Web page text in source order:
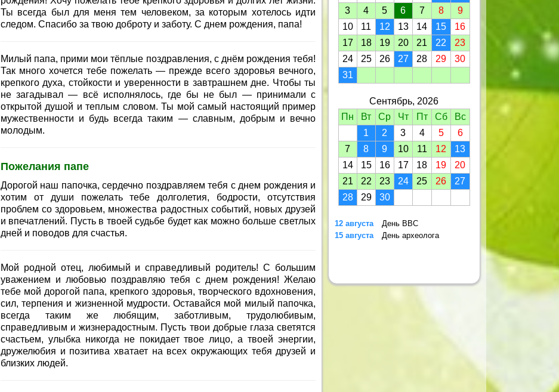
Ты всегда был для меня тем человеком, за которым хотелось идти
следом. Спасибо за твою доброту и заботу. С днем рождения, папа!
Милый папа, прими мои тёплые поздравления, с днём рождения тебя!
Так много хочется тебе пожелать — прежде всего здоровья вечного,
крепкого духа, стойкости и уверенности в завтрашнем дне. Чтобы ты
не загадывал — всё исполнялось, где бы не был — принимали с
открытой душой и теплым словом. Ты мой самый настоящий пример
мужественности и будь всегда таким — славным, добрым и вечно
молодым.
Пожелания папе
Дорогой наш папочка, сердечно поздравляем тебя с днем рождения и
хотим от души пожелать тебе долголетия, бодрости, отсутствия
проблем со здоровьем, множества радостных событий, новых друзей
и впечатлений. Пусть в твоей судьбе будет как можно больше светлых
дней и поводов для счастья.
Мой родной отец, любимый и справедливый родитель! С большим
уважением и любовью поздравляю тебя с днем рождения! Желаю
тебе мой дорогой папа, крепкого здоровья, творческого вдохновения,
сил, терпения и жизненной мудрости. Оставайся мой милый папочка,
всегда таким же любящим, заботливым, трудолюбивым,
справедливым и жизнерадостным. Пусть твои добрые глаза светятся
счастьем, улыбка никогда не покидает твое лицо, а твоей энергии,
дружелюбия и позитива хватает на всех окружающих тебя друзей и
близких людей.
3
4 5 6 7 8
9
10
11 12 13 14 15
16
17
18 19 20 21 22
23
24
25 26 27 28 29
30
31
Сентябрь, 2026
Пн
Вт Ср Чт Пт Сб
Вс
1
2 3 4 5
6
7
8 9 10 11 12
13
14
15 16 17 18 19
20
21
22 23 24 25 26
27
28
29 30
12 августа
День ВВС
15 августа
День археолога